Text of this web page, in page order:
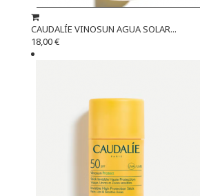
CAUDALÍE VINOSUN AGUA SOLAR...
18,00 €